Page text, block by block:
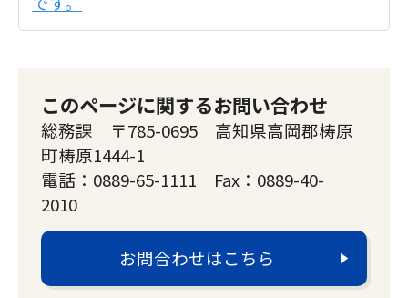
このページに関するお問い合わせ
総務課 〒785-0695 高知県高岡郡梼原
町梼原1444-1
電話：0889-65-1111 Fax：0889-40-
2010
お問合わせはこちら